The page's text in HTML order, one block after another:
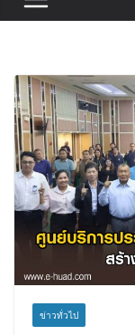
ข่าวทั่วไป